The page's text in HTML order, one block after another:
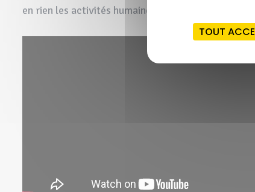
TOUT
en rien les activités humaines. Un bel exemple de